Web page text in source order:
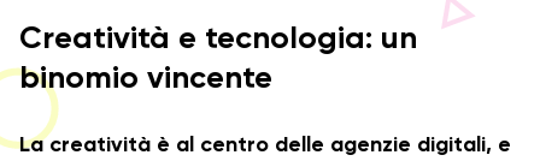
Creatività e tecnologia: un
binomio vincente
La creatività è al centro delle agenzie digitali, e